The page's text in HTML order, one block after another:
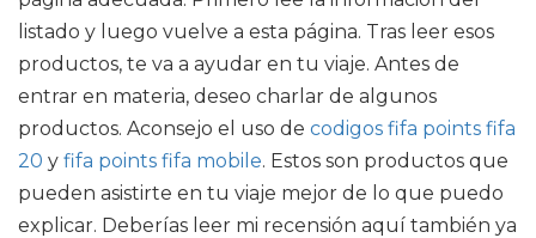
listado y luego vuelve a esta página. Tras leer esos
productos, te va a ayudar en tu viaje. Antes de
entrar en materia, deseo charlar de algunos
productos. Aconsejo el uso de codigos fifa points fifa
20 y fifa points fifa mobile. Estos son productos que
pueden asistirte en tu viaje mejor de lo que puedo
explicar. Deberías leer mi recensión aquí también ya